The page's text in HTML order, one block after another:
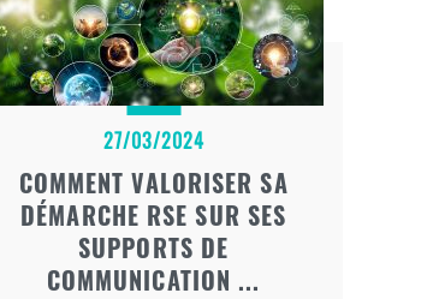
révèle être une approche
incontournable pour améliorer sa
présence en ligne et augmenter son
trafic organique.
27/03/2024
COMMENT VALORISER SA
DÉMARCHE RSE SUR SES
SUPPORTS DE
COMMUNICATION ...